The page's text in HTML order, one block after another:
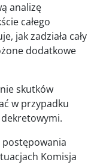
analizę
całego
jak zadziała cały
dodatkowe
skutków
w przypadku
Komisja